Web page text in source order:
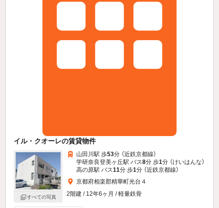
イル・クオーレの賃貸物件
すべての写真
山田川駅 歩53分 （近鉄京都線）
学研奈良登美ヶ丘駅 バス8分 歩1分 （けいはんな）
高の原駅 バス11分 歩1分 （近鉄京都線）
京都府相楽郡精華町光台４
2階建 / 12年6ヶ月 / 軽量鉄骨